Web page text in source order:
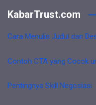
KabarTrust.com
Cara Menulis Judul dan
Contoh CTA yang Cocok
Pentingnya Skill Negosiasi